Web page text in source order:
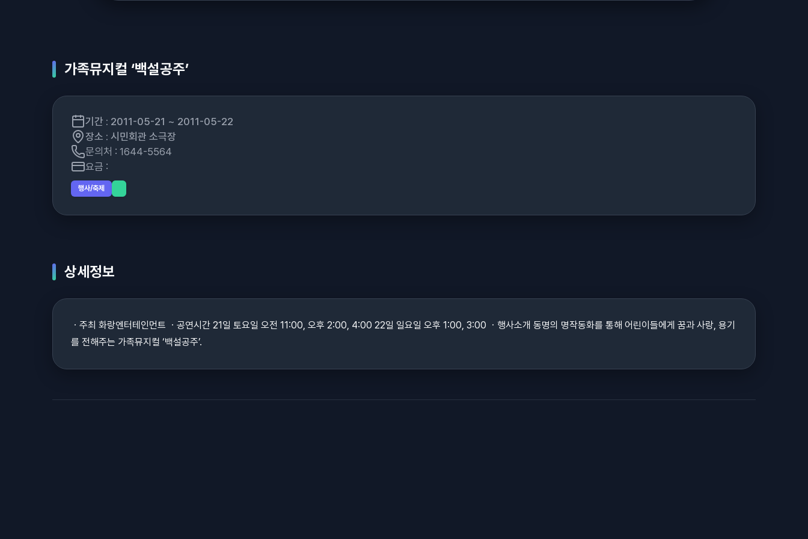
가족뮤지컬 ‘백설공주’
기간 : 2011-05-21 ~ 2011-05-22
장소 : 시민회관 소극장
문의처 : 1644-5564
요금 :
행사/축제
상세정보
ㆍ주최 화랑엔터테인먼트 ㆍ공연시간 21일 토요일 오전 11:00, 오후 2:00, 4:00 22일 일요일 오후 1:00, 3:00 ㆍ행사소개 동명의 명작동화를 통해 어린이들에게 꿈과 사랑, 용기
를 전해주는 가족뮤지컬 ‘백설공주’.